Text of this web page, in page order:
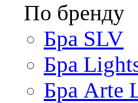
По бренду
Бра SLV
Бра
Бра Arte